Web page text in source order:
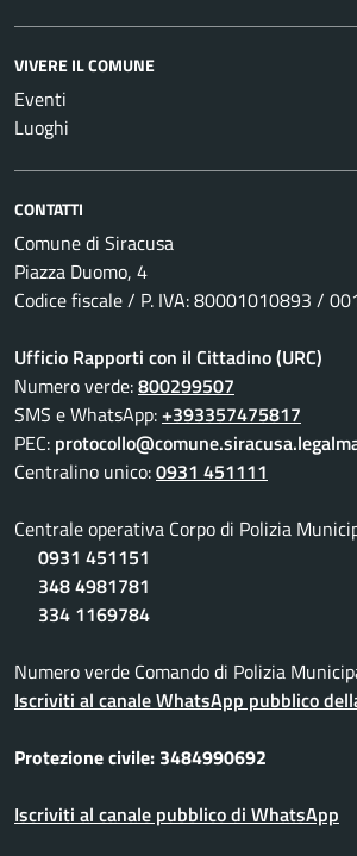
VIVERE IL COMUNE
Eventi
Luoghi
CONTATTI
Comune di Siracusa
Piazza Duomo, 4
Codice fiscale / P. IVA: 80001010893 /
Ufficio Rapporti con il Cittadino (URC)
Numero verde:800299507
SMS e WhatsApp:+393357475817
PEC:
Centralino unico:0931 451111
Centrale operativa Corpo di Polizia
0931 451151
348 4981781
334 1169784
Numero verde Comando di Polizia
Iscriviti al canale WhatsApp pubblico
Protezione civile: 3484990692
Iscriviti al canale pubblico di WhatsApp